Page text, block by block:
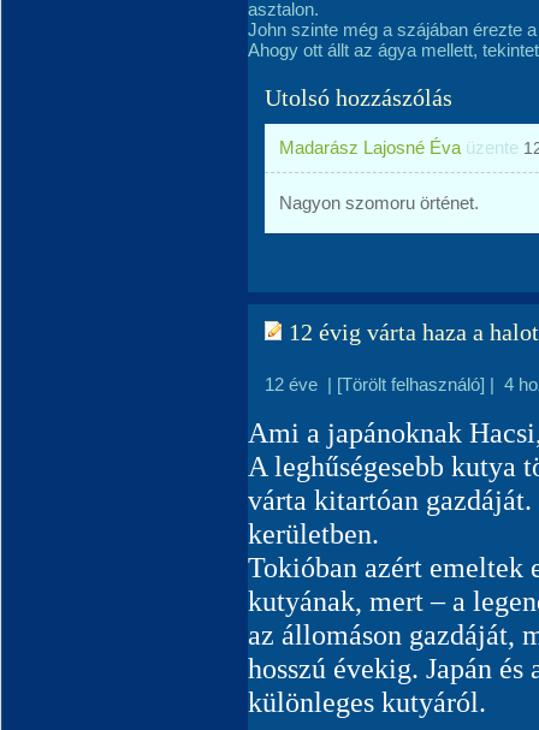
asztalon.
John szinte még a szájában érezte
Ahogy ott állt az ágya mellett,
Utolsó hozzászólás
Madarász Lajosné Éva üzente
Nagyon szomoru örténet.
12 évig várta haza a
12 éve | [Törölt felhasználó] | 4
Ami a japánoknak
A leghűségesebb kutya
várta kitartóan
kerületben.
Tokióban azért
kutyának, mert – a
az állomáson gazdáját,
hosszú évekig. Japán
különleges kutyáról.